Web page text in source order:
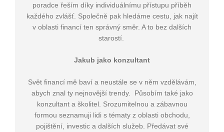
poradce řeším díky individuálnímu přístupu příběh
každého zvlášť. Společně pak hledáme cestu, jak najít
v oblasti financí ten správný směr. A to bez dalších
starostí.
Jakub jako konzultant
Svět financí mě baví a neustále se v něm vzdělávám,
abych znal ty nejnovější trendy. Působím také jako
konzultant a školitel. Srozumitelnou a zábavnou
formou seznamuji lidi s tématy z oblasti obchodu,
pojištění, investic a dalších služeb. Předávat své